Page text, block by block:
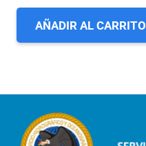
AÑADIR AL CARRITO